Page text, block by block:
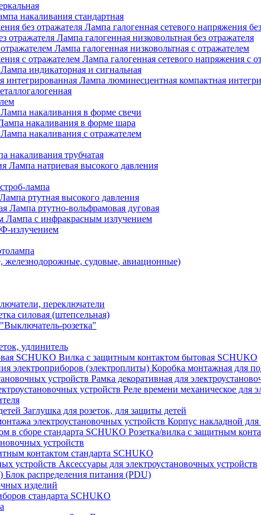
накаливания стандартная
Лампа галогенная сетевого напряжения
Лампа галогенная низковольтная без отражателя
Лампа галогенная низковольтная с отражателем
Лампа галогенная сетевого напряжения с
Лампа индикаторная и сигнальная
Лампа люминесцентная компактная
Лампа накаливания в форме свечи
накаливания в форме шара
Лампа накаливания с отражателем
накаливания трубчатая
Лампа натриевая высокого давления
лампа
Лампа ртутная высокого давления
Лампа ртутно-вольфрамовая дуговая
Лампа с инфракрасным излучением
излучением
судовые, авиационные)
переключатели
силовая (штепсельная)
розетка"
удлинитель
Вилка с защитным контактом бытовая SCHUKO
Коробка монтажная для
Рамка декоративная для
Реле времени механическое для
Заглушка для розеток, для защиты детей
Корпус накладной для
Розетка/вилка с защитным
устройств
контактом стандарта SCHUKO
Аксессуары для электроустановочных устройств
Блок распределения питания (PDU)
изделий
стандарта SCHUKO